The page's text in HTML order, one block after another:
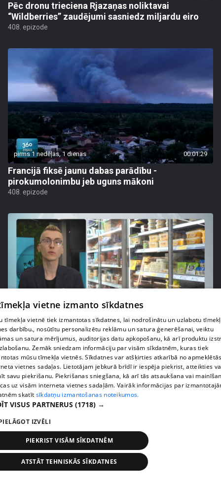
Pēc dronu trieciena Rjazaņas noliktavai
“Wildberries” zaudējumi sasniedz miljardu eiro
408. epizode
pirms 1 nedēļas, 1 dienas 00:01:29
Francijā fiksē jaunu dabas parādību -
pirokumolonimbu jeb uguns mākoni
408. epizode
pirms 1 nedēļas, 1 dienas 00:03:37
Pārtiku pērkam vairāk, bet vai “zemo cenu grozs”
tiešām samazina kopējo čeku?
408. epizode
vietne izmanto sīkdatnes
tīmekļa vietnē tiek izmantotas sīkdatnes, lai nodrošinātu un uzlabotu
darbību., nosūtītu personalizētu reklāmu un satura ģenerēšanai, veiktu
un satura mērījumus, auditorijas datu apkopošanu, kā arī produktu
Zemāk sniedzam informāciju par visām sīkdatnēm, kuras tiek
mūsu tīmekļa vietnēs. Sīkdatnes var atšķirties atkarībā no
vietnes sadaļas. Lietotājam jebkurā brīdī ir iespēja piekrist, atteikties
savu piekrišanu. Piekrišanas sniegšana, kā arī tās atsaukšana vai
uz visām interneta vietnes sadaļām. Vairāk informācijas par
skatīt sīkdatņu izmantošanas noteikumos.
VISUS PARTNERUS (1718) →
IZVĒLI
PIEKRIST VISĀM SĪKDATNĒM
ATSTĀT TEHNISKĀS SĪKDATNES